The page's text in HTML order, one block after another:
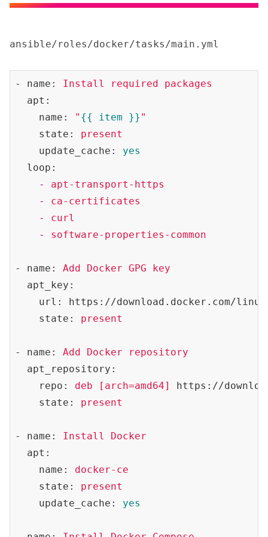
ansible/roles/docker/tasks/main.yml
- name: Install required
packages
  apt:
    name:
" {{ item }} "
    state:
present
    update_cache:
yes
  loop:
    -
apt-transport-https
    -
ca-certificates
    -
curl
    -
software-properties-common
- name: Add Docker GPG
key
  apt_key:
    url:
https://download.docker.com/
    state:
present
- name: Add Docker
repository
  apt_repository:
    repo:
deb [arch=amd64]
https://
    state:
present
- name: Install
Docker
  apt:
    name:
docker-ce
    state:
present
    update_cache:
yes